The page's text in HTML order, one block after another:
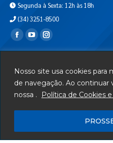
Nosso site usa cookies para
de navegação. Ao continuar
nossa .
Política de Cookies
Segunda à Sexta: 12h às 18h
(34) 3251-8500
Encontre-nos em:
Departamento de T.I.
Serviços
Telefones Úteis